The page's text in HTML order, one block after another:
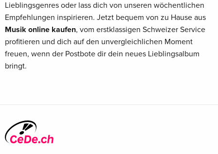
Lieblingsgenres oder lass dich von unseren wöchentlichen
Empfehlungen inspirieren. Jetzt bequem von zu Hause aus
Musik online kaufen, vom erstklassigen Schweizer Service
profitieren und dich auf den unvergleichlichen Moment
freuen, wenn der Postbote dir dein neues Lieblingsalbum
bringt.